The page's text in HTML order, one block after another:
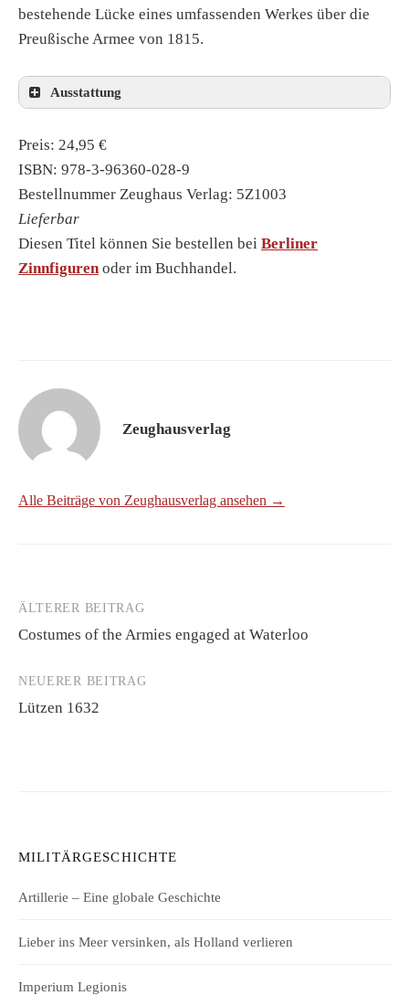
bestehende Lücke eines umfassenden Werkes über die
Preußische Armee von 1815.
Ausstattung
Preis: 24,95 €
ISBN: 978-3-96360-028-9
Bestellnummer Zeughaus Verlag: 5Z1003
Lieferbar
Diesen Titel können Sie bestellen bei Berliner
Zinnfiguren oder im Buchhandel.
Zeughausverlag
Alle Beiträge von Zeughausverlag ansehen →
Beitrags-
Navigation
ÄLTERER BEITRAG
Costumes of the Armies engaged at Waterloo
NEUERER BEITRAG
Lützen 1632
MILITÄRGESCHICHTE
Artillerie – Eine globale Geschichte
Lieber ins Meer versinken, als Holland verlieren
Imperium Legionis